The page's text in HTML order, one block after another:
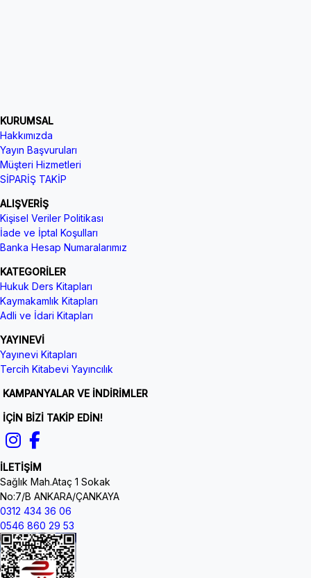
KURUMSAL
Hakkımızda
Yayın Başvuruları
Müşteri Hizmetleri
SİPARİŞ TAKİP
ALIŞVERİŞ
Kişisel Veriler Politikası
İade ve İptal Koşulları
Banka Hesap Numaralarımız
KATEGORİLER
Hukuk Ders Kitapları
Kaymakamlık Kitapları
Adli ve İdari Kitapları
YAYINEVİ
Yayınevi Kitapları
Tercih Kitabevi Yayıncılık
KAMPANYALAR VE İNDİRİMLER
İÇİN BİZİ TAKİP EDİN!
İLETİŞİM
Sağlık Mah.Ataç 1 Sokak
No:7/B ANKARA/ÇANKAYA
0312 434 36 06
0546 860 29 53